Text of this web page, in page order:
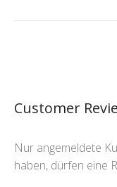
Customer
Nur angemeldete
haben, dürfen eine